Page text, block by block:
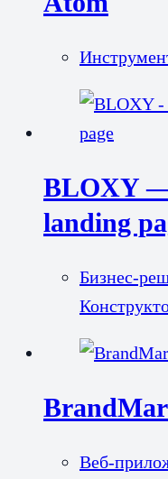
BLOXY —
landing
Бизнес-
Веб-